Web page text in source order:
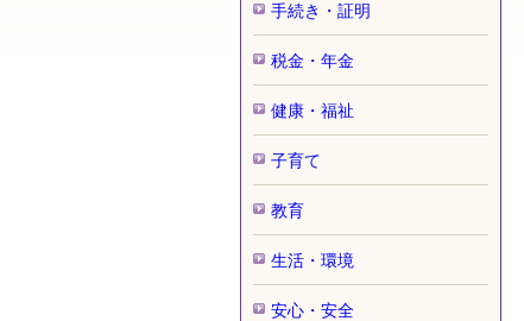
手続き・証明
税金・年金
健康・福祉
子育て
教育
生活・環境
安心・安全